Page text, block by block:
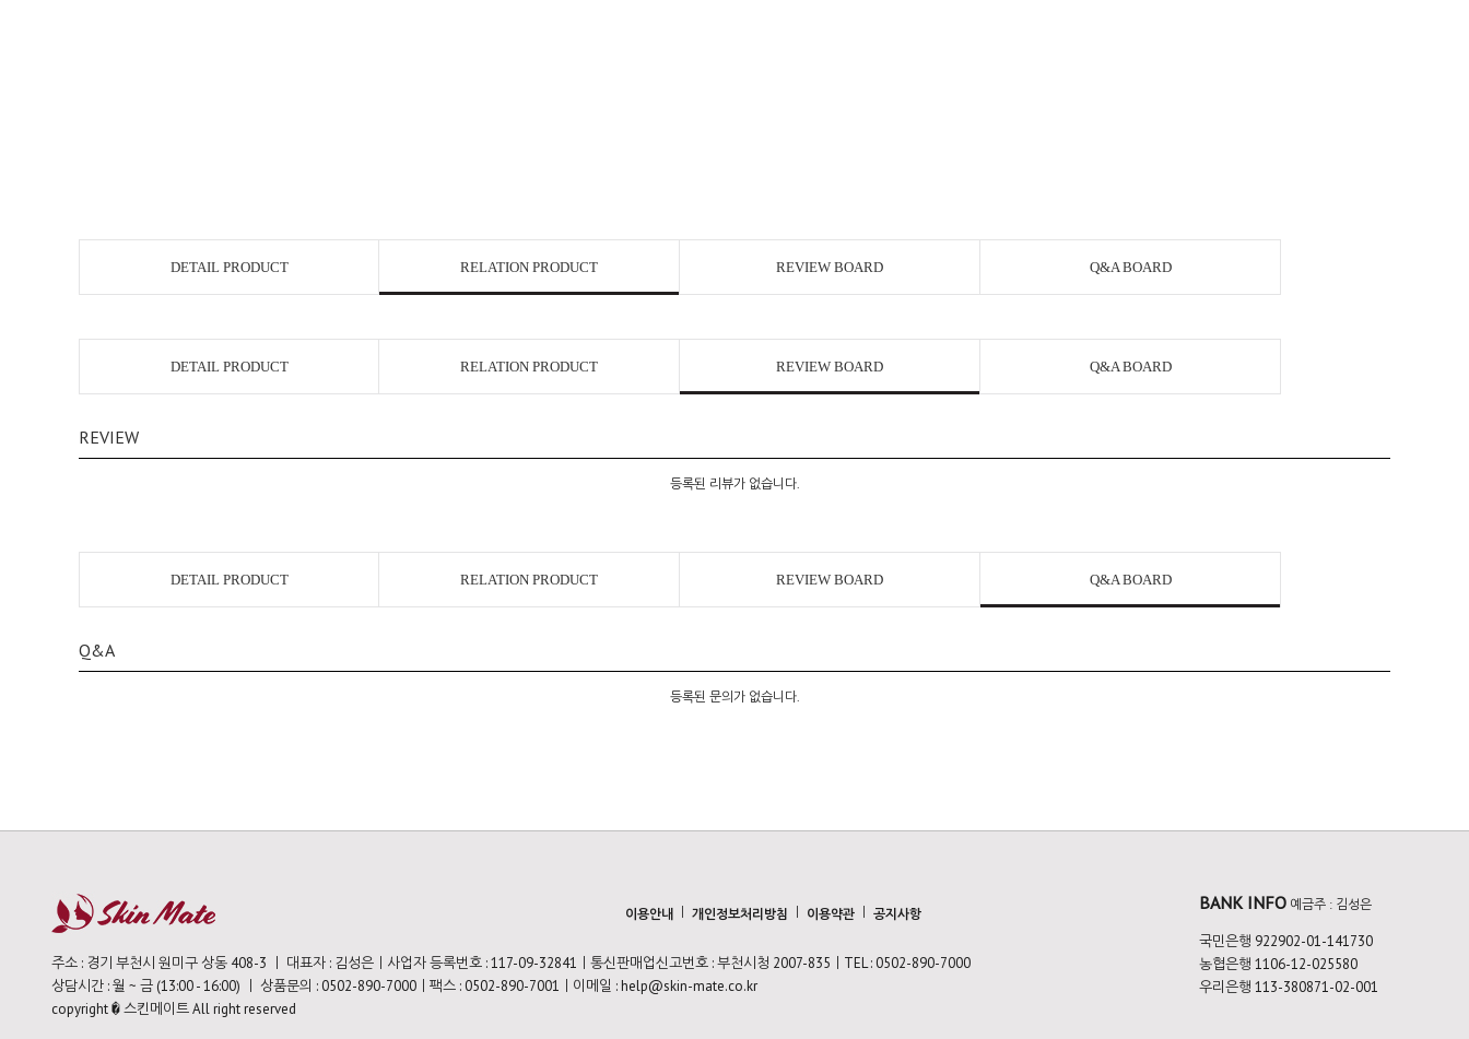
DETAIL PRODUCT RELATION PRODUCT REVIEW BOARD Q&A BOARD
DETAIL PRODUCT RELATION PRODUCT REVIEW BOARD Q&A BOARD
REVIEW
등록된 리뷰가 없습니다.
DETAIL PRODUCT RELATION PRODUCT REVIEW BOARD Q&A BOARD
Q&A
등록된 문의가 없습니다.
이용안내 개인정보처리방침 이용약관 공지사항
주소 : 경기 부천시 원미구 상동 408-3 ㅣ 대표자 : 김성은ㅣ사업자 등록번호 : 117-09-32841ㅣ통신판매업신고번호 : 부천시청 2007-835ㅣTEL : 0502-890-7000
상담시간 : 월 ~ 금 (13:00 - 16:00) ㅣ 상품문의 : 0502-890-7000ㅣ팩스 : 0502-890-7001ㅣ이메일 : help@skin-mate.co.kr
copyright � 스킨메이트 All right reserved
BANK INFO 예금주 : 김성은
국민은행 922902-01-141730
농협은행 1106-12-025580
우리은행 113-380871-02-001